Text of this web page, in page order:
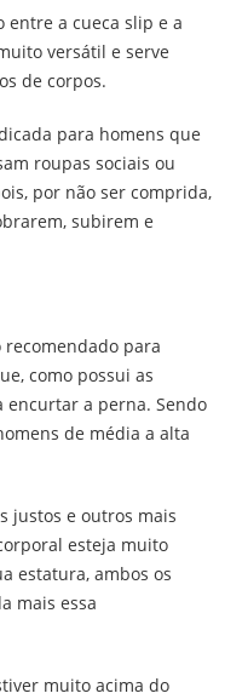
entre a cueca slip e a
versátil e serve
de corpos.
para homens que
roupas sociais ou
por não ser comprida,
subirem e
recomendado para
como possui as
encurtar a perna. Sendo
de média a alta
justos e outros mais
esteja muito
estatura, ambos os
mais essa
muito acima do